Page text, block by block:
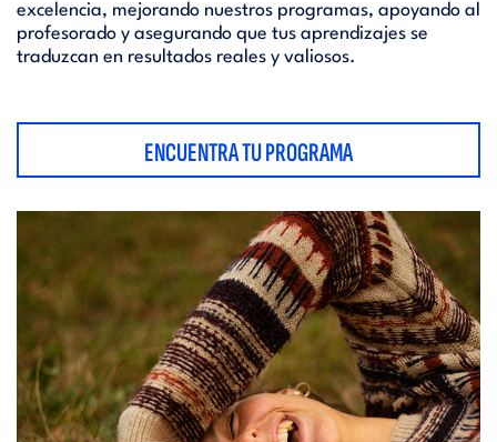
excelencia, mejorando nuestros programas, apoyando al
profesorado y asegurando que tus aprendizajes se
traduzcan en resultados reales y valiosos.
ENCUENTRA TU PROGRAMA